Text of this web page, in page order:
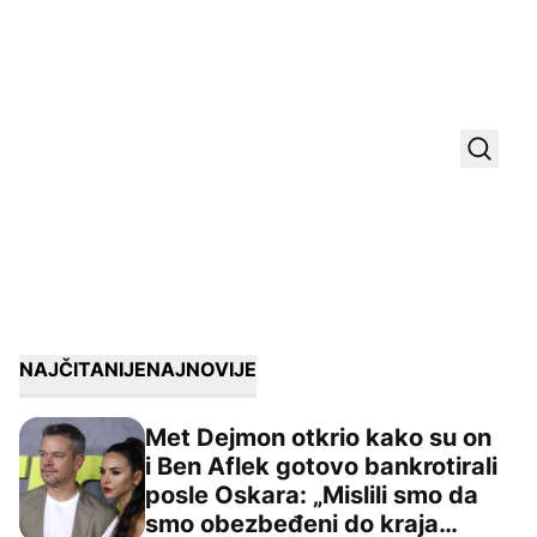
NAJČITANIJENAJNOVIJE
Met Dejmon otkrio kako su on i Ben Aflek gotovo
Met Dejmon otkrio kako su on
i Ben Aflek gotovo bankrotirali
posle Oskara: „Mislili smo da
smo obezbeđeni do kraja